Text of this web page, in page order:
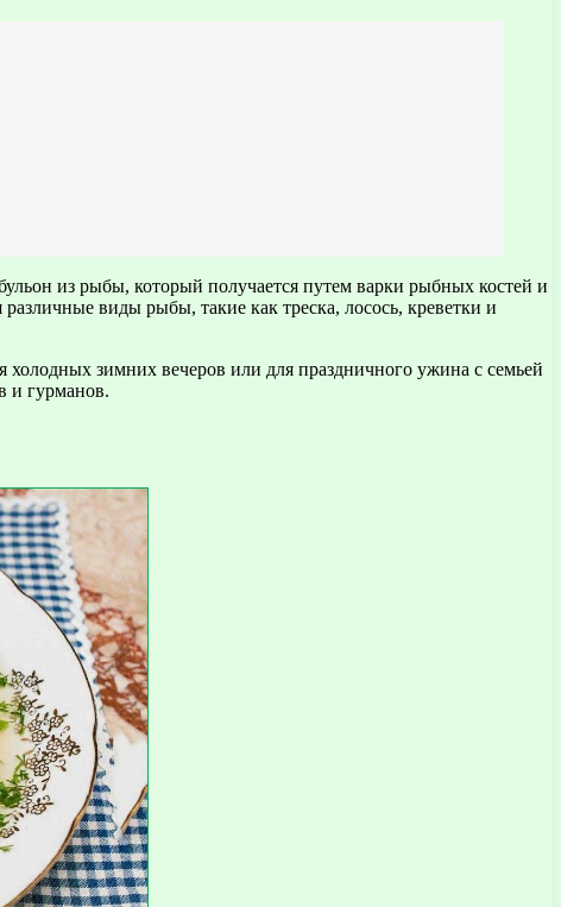
из рыбы, который получается путем варки рыбных костей и
виды рыбы, такие как треска, лосось, креветки и
зимних вечеров или для праздничного ужина с семьей
и гурманов.